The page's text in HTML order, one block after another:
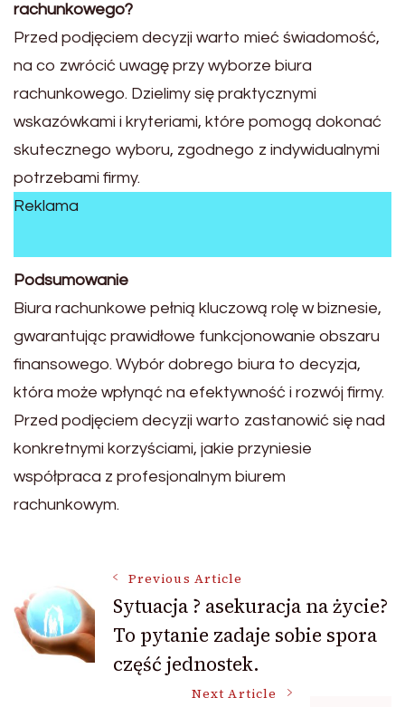
rachunkowego?
Przed podjęciem decyzji warto mieć świadomość,
na co zwrócić uwagę przy wyborze biura
rachunkowego. Dzielimy się praktycznymi
wskazówkami i kryteriami, które pomogą dokonać
skutecznego wyboru, zgodnego z indywidualnymi
potrzebami firmy.
Reklama
Podsumowanie
Biura rachunkowe pełnią kluczową rolę w biznesie,
gwarantując prawidłowe funkcjonowanie obszaru
finansowego. Wybór dobrego biura to decyzja,
która może wpłynąć na efektywność i rozwój firmy.
Przed podjęciem decyzji warto zastanowić się nad
konkretnymi korzyściami, jakie przyniesie
współpraca z profesjonalnym biurem
rachunkowym.
Post
Navigation
Previous Article
Sytuacja ? asekuracja na życie?
To pytanie zadaje sobie spora
część jednostek.
Next Article